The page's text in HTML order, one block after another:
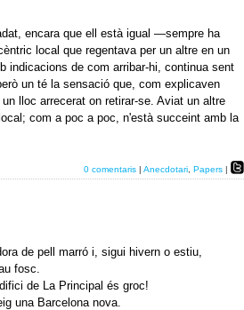
encara que ell està igual —sempre ha
local que regentava per un altre en un
indicacions de com arribar-hi, continua sent
un té la sensació que, com explicaven
lloc arrecerat on retirar-se. Aviat un altre
com a poc a poc, n'està succeint amb la
0 comentaris | Anecdotari, Papers |
de pell marró i, sigui hivern o estiu,
fosc.
de La Principal és groc!
una Barcelona nova.